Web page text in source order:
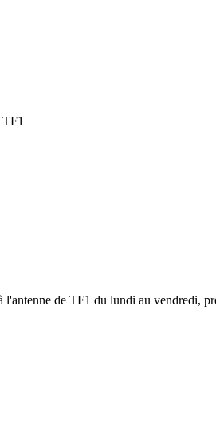
de TF1 du lundi au vendredi,